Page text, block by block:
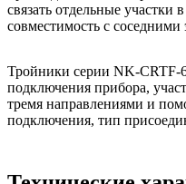
Тройники серии NK-CRTF-
подключения прибора,
тремя направлениями и
подключения, тип
связать отдельные
совместимость с соседними